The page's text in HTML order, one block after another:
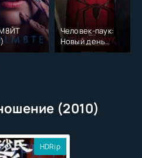
Человек-паук:
Новый день
(2026)
(2010)
HDRip